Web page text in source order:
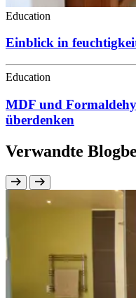
Education
Einblick in
Education
MDF und
überdenken
Verwandte